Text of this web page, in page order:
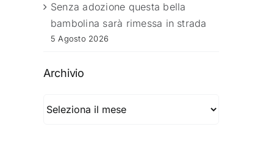
Senza adozione questa bella
bambolina sarà rimessa in strada
5 Agosto 2026
Archivio